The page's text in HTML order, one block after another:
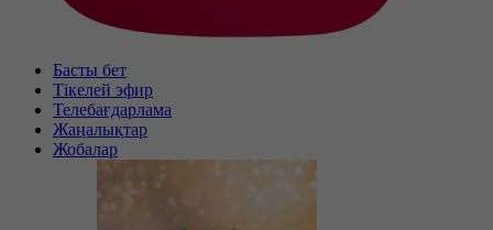
Басты бет
Тікелей эфир
Телебағдарлама
Жаңалықтар
Жобалар